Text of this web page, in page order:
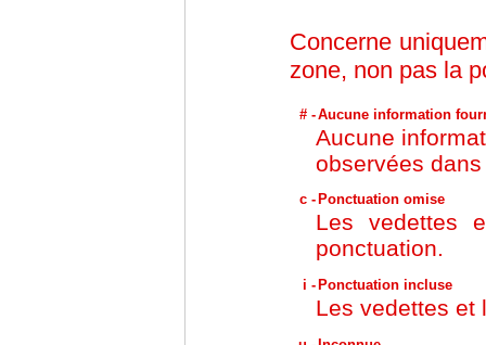
Concerne
zone, non pas la
# -Aucune information
Aucune
observées
c - Ponctuation omise
Les vedettes
ponctuation.
i - Ponctuation incluse
Les vedettes et